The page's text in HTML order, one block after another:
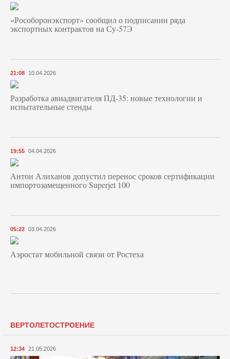
«Рособоронэкспорт» сообщил о подписании ряда
экспортных контрактов на Су-57Э
21:08 10.04.2026
Разработка авиадвигателя ПД-35: новые технологии и
испытательные стенды
19:55 04.04.2026
Антон Алиханов допустил перенос сроков сертификации
импортозамещенного Superjet 100
05:22 03.04.2026
Аэростат мобильной связи от Ростеха
ВЕРТОЛЕТОСТРОЕНИЕ
12:34 21.05.2026